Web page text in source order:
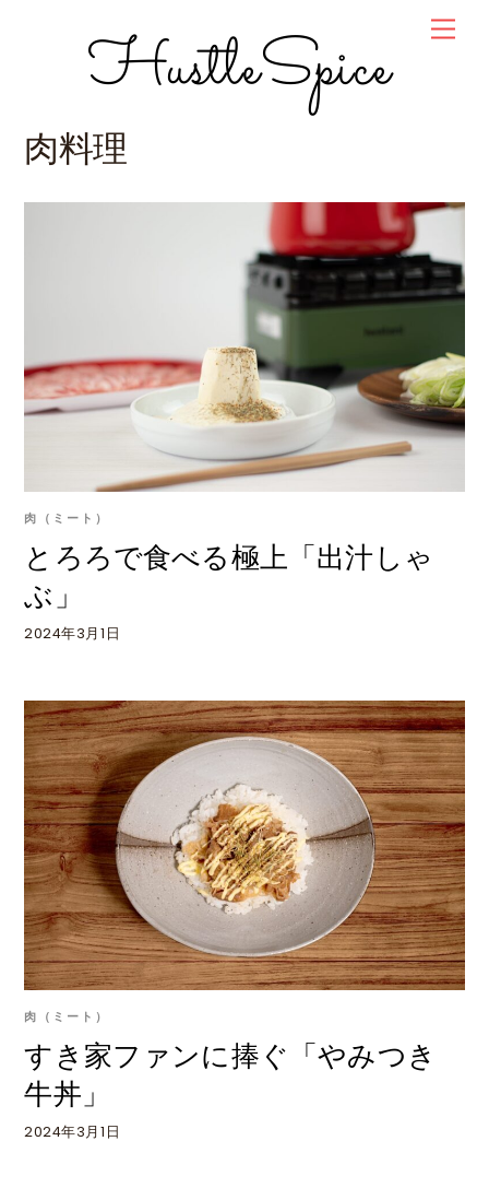
HustleSpice
肉料理
2024年3月1日
とろろで食べる極上「出汁しゃ
ぶ」
肉（ミート）
2024年3月1日
すき家ファンに捧ぐ「やみつき
牛丼」
肉（ミート）